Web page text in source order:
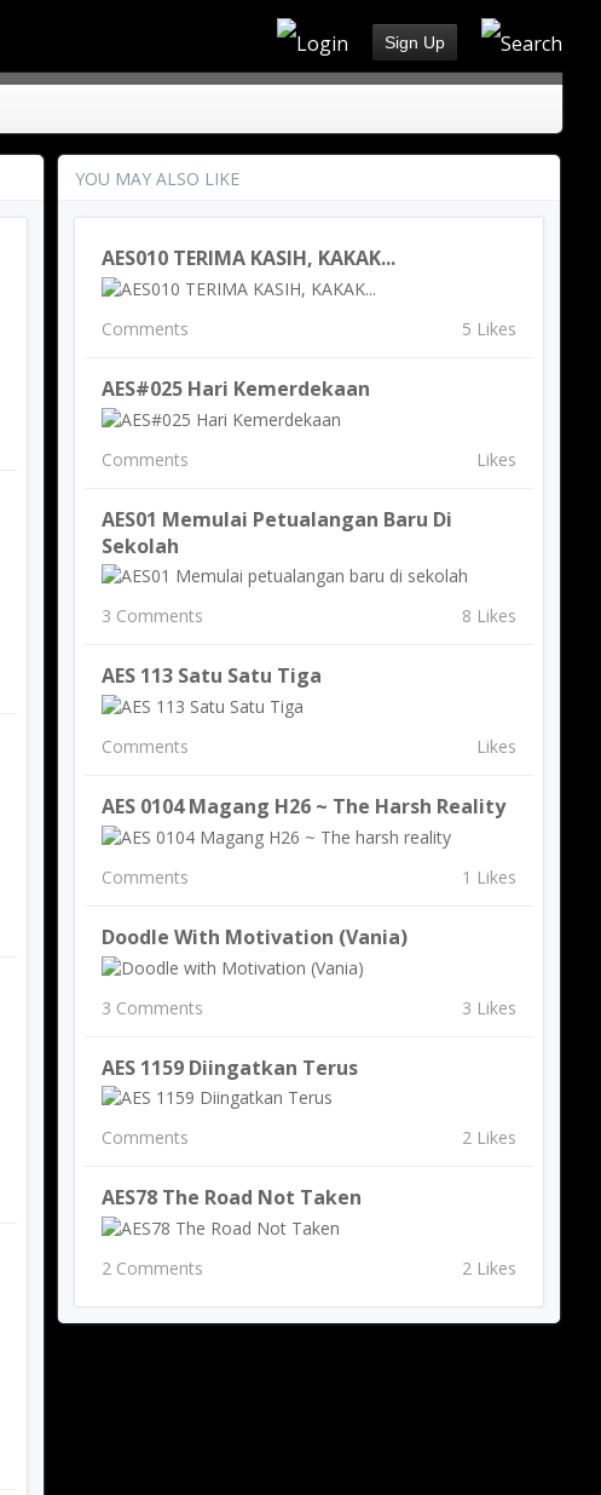
Sign Up
YOU MAY ALSO LIKE
AES010 TERIMA KASIH, KAKAK...
Comments 5 Likes
AES#025 Hari Kemerdekaan
Comments Likes
AES01 Memulai Petualangan Baru Di
Sekolah
3 Comments 8 Likes
AES 113 Satu Satu Tiga
Comments Likes
AES 0104 Magang H26 ~ The Harsh Reality
Comments 1 Likes
Doodle With Motivation (Vania)
3 Comments 3 Likes
AES 1159 Diingatkan Terus
Comments 2 Likes
AES78 The Road Not Taken
2 Comments 2 Likes